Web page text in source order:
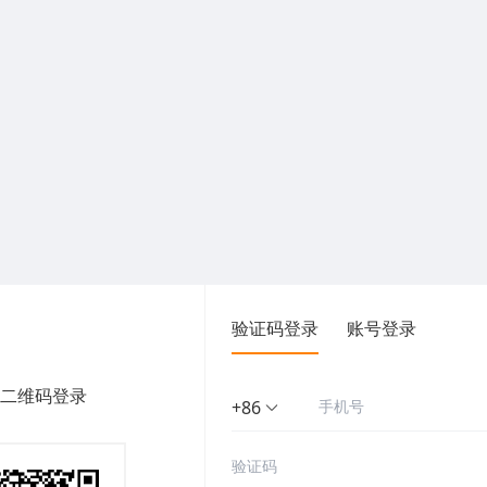
维码登录
验证码登录 账号登录
+86